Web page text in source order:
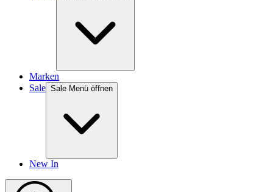
Marken
Sale Sale Menü öffnen
New In